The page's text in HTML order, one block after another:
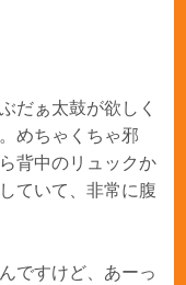
だぁ太鼓が欲しく
めちゃくちゃ邪
背中のリュックか
ていて、非常に腹
ですけど、あーっ